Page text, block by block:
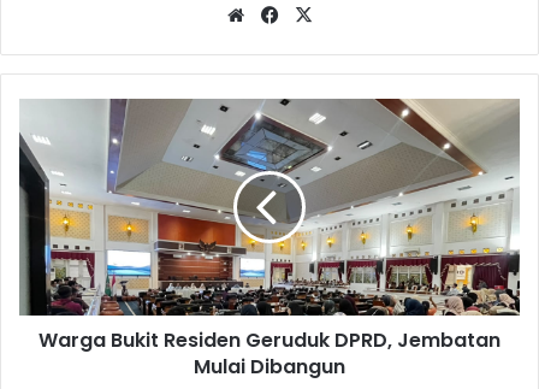
WebsiteFacebook
Bukit
Residen
Geruduk
DPRD,
Jembatan
Mulai
Dibangun
Warga Bukit Residen Geruduk DPRD, Jembatan
Mulai Dibangun